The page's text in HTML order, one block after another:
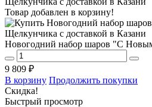
Товар добавлен в корзину!
Новогодний набор шаров "С
9 809 ₽
В корзину Продолжить покупки
Скидка!
Быстрый просмотр